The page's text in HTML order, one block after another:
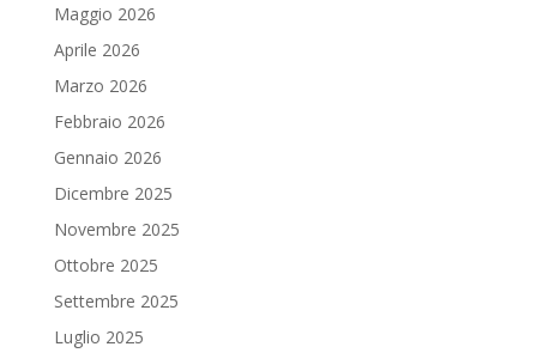
Maggio 2026
Aprile 2026
Marzo 2026
Febbraio 2026
Gennaio 2026
Dicembre 2025
Novembre 2025
Ottobre 2025
Settembre 2025
Luglio 2025